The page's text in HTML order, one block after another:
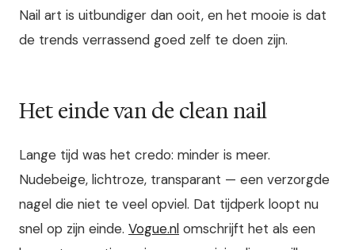
Nail art is uitbundiger dan ooit, en het mooie is dat
de trends verrassend goed zelf te doen zijn.
Het einde van de clean nail
Lange tijd was het credo: minder is meer.
Nudebeige, lichtroze, transparant — een verzorgde
nagel die niet te veel opviel. Dat tijdperk loopt nu
snel op zijn einde. Vogue.nl omschrijft het als een